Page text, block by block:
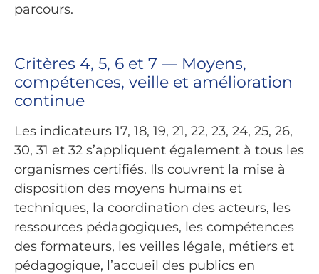
parcours.
Critères 4, 5, 6 et 7 — Moyens,
compétences, veille et amélioration
continue
Les indicateurs 17, 18, 19, 21, 22, 23, 24, 25, 26,
30, 31 et 32 s’appliquent également à tous les
organismes certifiés. Ils couvrent la mise à
disposition des moyens humains et
techniques, la coordination des acteurs, les
ressources pédagogiques, les compétences
des formateurs, les veilles légale, métiers et
pédagogique, l’accueil des publics en